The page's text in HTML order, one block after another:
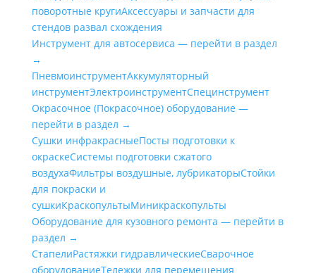
поворотные кругиАксессуары и запчасти для
стендов развал схождения
Инструмент для автосервиса — перейти в раздел
→
ПневмоинструментАккумуляторный
инструментЭлектроинструментСпецинструмент
Окрасочное (Покрасочное) оборудование —
перейти в раздел →
Сушки инфракрасныеПосты подготовки к
окраскеСистемы подготовки сжатого
воздухаФильтры воздушные, лубрикаторыСтойки
для покраски и
сушкиКраскопультыМиникраскопульты
Оборудование для кузовного ремонта — перейти в
раздел →
СтапелиРастяжки гидравлическиеСварочное
оборудованиеТележки для перемещения